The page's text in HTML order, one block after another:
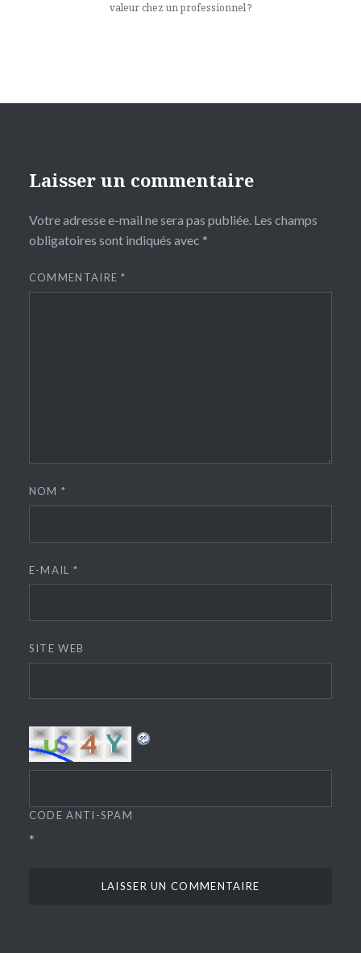
valeur chez un professionnel ?
Laisser un commentaire
Votre adresse e-mail ne sera pas publiée. Les champs
obligatoires sont indiqués avec *
COMMENTAIRE*
NOM*
E-MAIL *
SITE WEB
CODE ANTI-SPAM
*